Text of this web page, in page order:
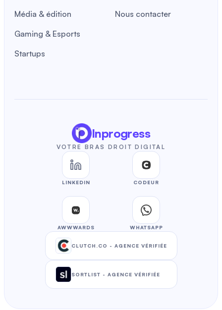
Média & édition
Gaming & Esports
Startups
Nous contacter
Inprogress
VOTRE BRAS DROIT DIGITAL
LINKEDIN CODEUR
AWWWARDS WHATSAPP
CLUTCH.CO - AGENCE VÉRIFIÉE
SORTLIST - AGENCE VÉRIFIÉE